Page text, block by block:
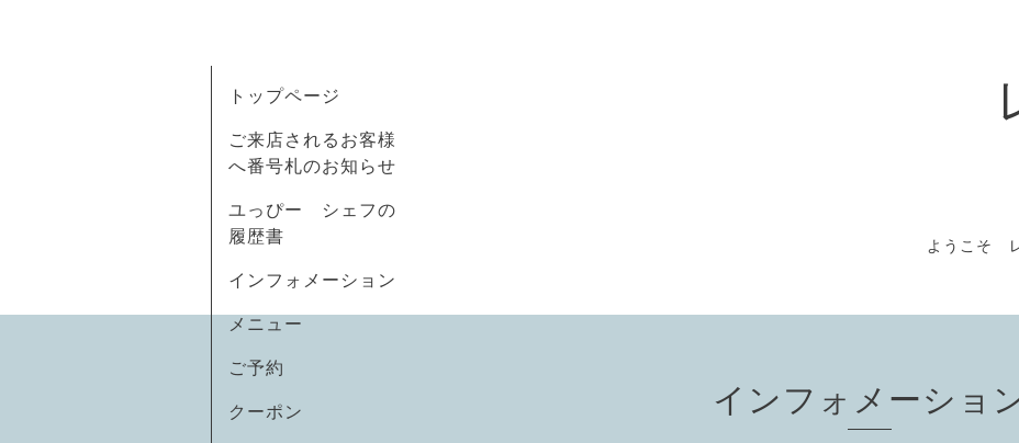
ようこそ
トップページ
ご来店されるお客様
へ番号札のお知らせ
ユっぴー シェフの
履歴書
インフォメーション
メニュー
ご予約
クーポン
インフォメーショ